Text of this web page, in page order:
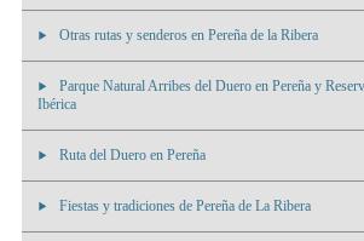
Otras rutas y senderos en Pereña de la Ribera
Parque Natural Arribes del Duero en Pereña y
Ibérica
Ruta del Duero en Pereña
Fiestas y tradiciones de Pereña de La Ribera